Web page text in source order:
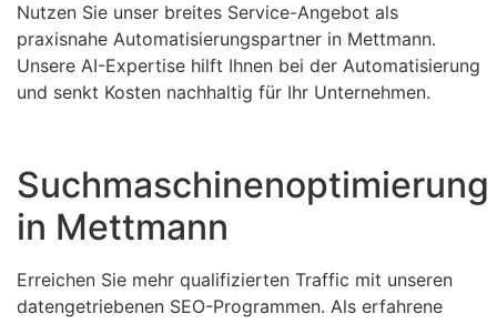
Nutzen Sie unser breites Service-Angebot als
praxisnahe Automatisierungspartner in Mettmann.
Unsere AI-Expertise hilft Ihnen bei der Automatisierung
und senkt Kosten nachhaltig für Ihr Unternehmen.
Suchmaschinenoptimierung
in Mettmann
Erreichen Sie mehr qualifizierten Traffic mit unseren
datengetriebenen SEO-Programmen. Als erfahrene